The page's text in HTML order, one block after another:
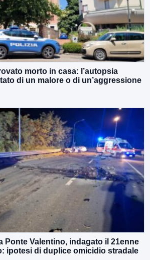
morto in casa: l’autopsia
di un malore o di un’aggressione
Ponte Valentino, indagato il 21enne
ipotesi di duplice omicidio stradale